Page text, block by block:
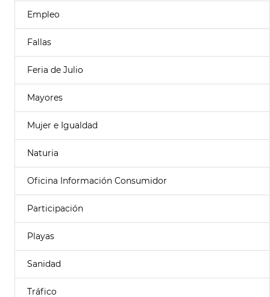
Empleo
Fallas
Feria de Julio
Mayores
Mujer e Igualdad
Naturia
Oficina Información Consumidor
Participación
Playas
Sanidad
Tráfico